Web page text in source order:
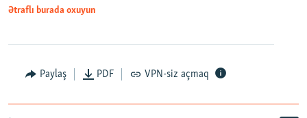
Ətraflı burada oxuyun
Paylaş PDF VPN-siz açmaq